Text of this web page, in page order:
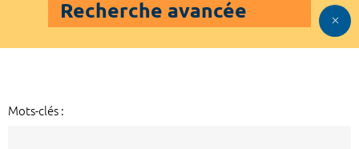
Recherche avancée
Mots-clés :